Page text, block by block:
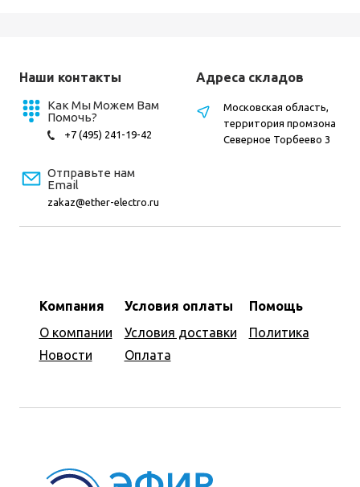
Наши контакты
Как Мы Можем Вам
Помочь?
+7 (495) 241-19-42
Отправьте нам
Email
zakaz@ether-electro.ru
Компания
О компании
Новости
Условия оплаты
Условия доставки
Оплата
Помощь
Политика
Адреса складов
Московская область,
территория промзона
Северное Торбеево 3